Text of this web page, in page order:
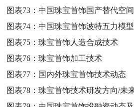
图表73：中国珠宝首饰国产替代空间
图表74：中国珠宝首饰波特五力模
图表75：珠宝首饰人造合成技术
图表76：珠宝首饰加工技术
图表77： 国内外珠宝首饰技术动态
图表78：珠宝首饰技术研发方向/未